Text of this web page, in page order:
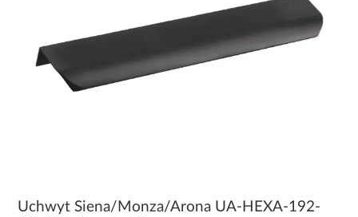
Uchwyt Siena/Monza/Arona UA-HEXA-192-